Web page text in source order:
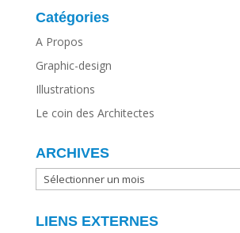
Catégories
A Propos
Graphic-design
Illustrations
Le coin des Architectes
ARCHIVES
ARCHIVES
LIENS EXTERNES